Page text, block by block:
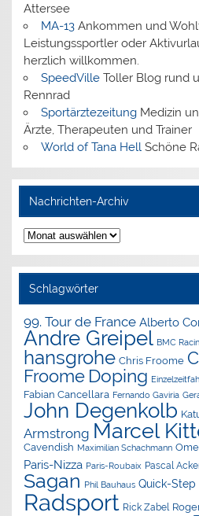
Attersee
MA-13Ankommen und
Leistungssportler oder
herzlich willkommen.
SpeedVilleToller Blog rund
Rennrad
SportärztezeitungMedizin
Ärzte, Therapeuten und Trainer
World of Tana HellSchöne
Nachrichten-Archiv
Nachrichten-
Archiv
Schlagwörter
99. Tour de France Alberto
Andre Greipel BMC
hansgrohe Chris Froome
Froome Doping
Fabian Cancellara Fernando Gaviria
John Degenkolb
Armstrong Marcel
Cavendish Maximilian Schachmann
Paris-Nizza Paris-Roubaix Pascal
Sagan Phil Bauhaus Quick-Step
Radsport Rick Zabel